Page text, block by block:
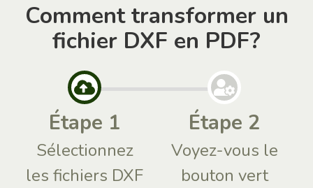
Comment transformer un
fichier DXF en PDF?
Étape 1
Sélectionnez
les fichiers DXF
Étape 2
Voyez-vous le
bouton vert